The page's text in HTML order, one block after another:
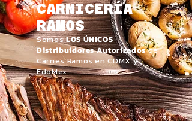
CARNICERÍA
RAMOS
SomosLOS ÚNICOS
Distribuidores Autorizadosde
Carnes Ramos en CDMX y
EdoMex.